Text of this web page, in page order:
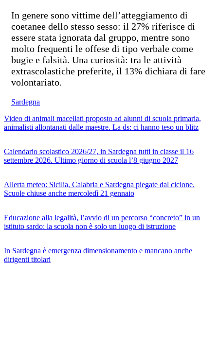
In genere sono vittime dell’atteggiamento di
coetanee dello stesso sesso: il 27% riferisce di
essere stata ignorata dal gruppo, mentre sono
molto frequenti le offese di tipo verbale come
bugie e falsità. Una curiosità: tra le attività
extrascolastiche preferite, il 13% dichiara di fare
volontariato.
Sardegna
Video di animali macellati proposto ad alunni di scuola primaria,
animalisti allontanati dalle maestre. La ds: ci hanno teso un blitz
Calendario scolastico 2026/27, in Sardegna tutti in classe il 16
settembre 2026. Ultimo giorno di scuola l’8 giugno 2027
Allerta meteo: Sicilia, Calabria e Sardegna piegate dal ciclone.
Scuole chiuse anche mercoledì 21 gennaio
Educazione alla legalità, l’avvio di un percorso “concreto” in un
istituto sardo: la scuola non è solo un luogo di istruzione
In Sardegna è emergenza dimensionamento e mancano anche
dirigenti titolari